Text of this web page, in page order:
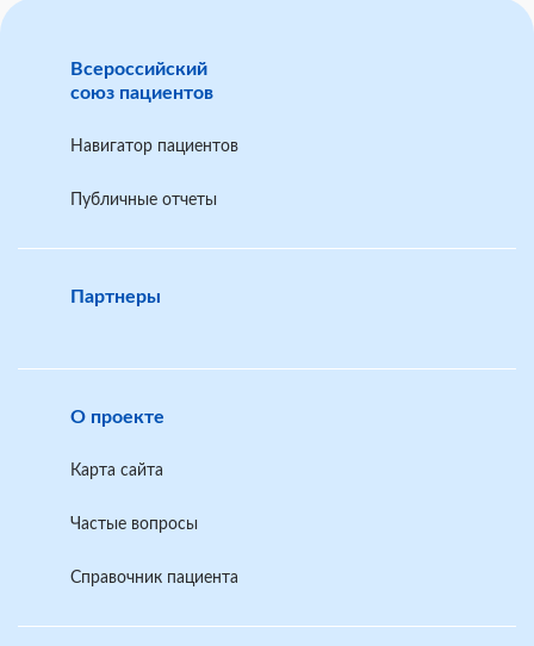
Всероссийский
союз пациентов
Навигатор пациентов
Публичные отчеты
Партнеры
О проекте
Карта сайта
Частые вопросы
Справочник пациента